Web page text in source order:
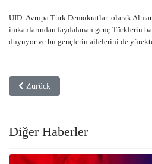
UID- Avrupa Türk Demokratlar olarak
imkanlarından faydalanan genç Türklerin
duyuyor ve bu gençlerin ailelerini de
Vorheriger Beitrag: Almanya
Zurück
Diğer Haberler